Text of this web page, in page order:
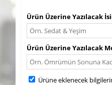
Ürün Üzerine Yazılacak
Ürün Üzerine Yazılacak
Ürüne eklenecek